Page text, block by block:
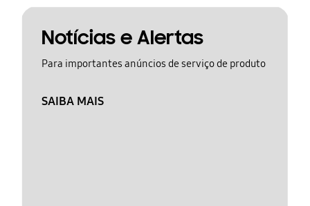
Notícias e Alertas
Para importantes anúncios de serviço de produto
SAIBA MAIS